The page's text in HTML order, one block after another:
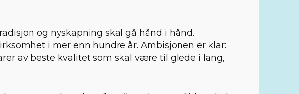
og nyskapning skal gå hånd i hånd.
i mer enn hundre år. Ambisjonen er klar:
av beste kvalitet som skal være til glede i lang,